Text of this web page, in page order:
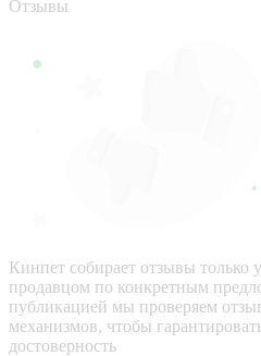
Отзывы
Кинпет собирает отзывы только
продавцом по конкретным
публикацией мы проверяем
механизмов, чтобы
достоверность